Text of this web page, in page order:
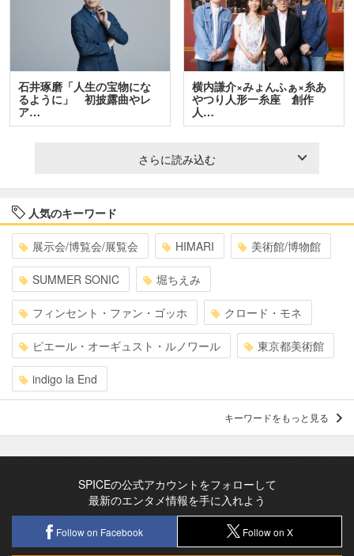
石井琢磨「人生の宝物にな
るように」 初披露曲やレ
ア…
横内謙介×みょんふぁ×糸あ
やつり人形一糸座 創作
人…
さらに読み込む
人気のキーワード
展示会/博覧会/展覧会 HIMARI 美術館/博物館
SUMMER SONIC 堀ちえみ
フィンセント・ファン・ゴッホ クロード・モネ
ピエール・オーギュスト・ルノワール 東京都美術館
indigo la End
キーワードをもっと見る
SPICEの公式アカウントをフォローして
最新のエンタメ情報を手に入れよう
Follow on Facebook Follow on X